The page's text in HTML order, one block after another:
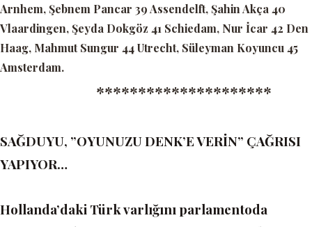
Arnhem, Şebnem Pancar 39 Assendelft, Şahin Akça 40
Vlaardingen, Şeyda Dokgöz 41 Schiedam, Nur İcar 42 Den
Haag, Mahmut Sungur 44 Utrecht, Süleyman Koyuncu 45
Amsterdam.
*********************
SAĞDUYU, ”OYUNUZU DENK’E VERİN” ÇAĞRISI
YAPIYOR…
Hollanda’daki Türk varlığını parlamentoda